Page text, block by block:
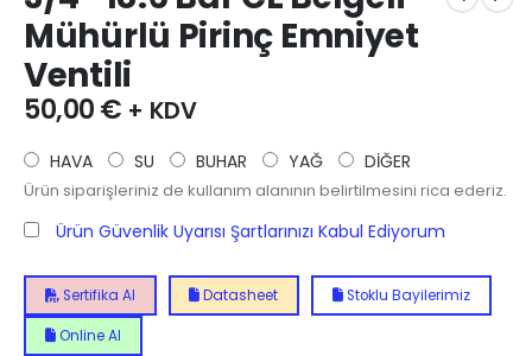
Mühürlü Pirinç Emniyet
Ventili
50,00€ + KDV
HAVA SU BUHAR YAĞ DİĞER
Ürün siparişleriniz de kullanım alanının belirtilmesini rica ederiz.
Ürün Güvenlik Uyarısı Şartlarınızı Kabul Ediyorum
Sertifika Al Datasheet Stoklu Bayilerimiz
Online Al